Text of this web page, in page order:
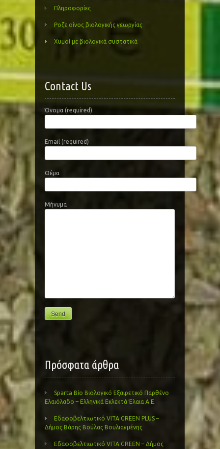
Πληροφορίες
Ροζε οίνος βιολογικής γεωργίας
Χυμοί με βιολογικά συστατικά
Contact Us
Όνομα (required)
Email (required)
Θέμα
Μήνυμα
Πρόσφατα άρθρα
Sparta Bio Βιολογικό Εξαιρετικό Παρθένο
Ελαιόλαδο – Ελληνικά Εκλεκτά Έλαια Α.Ε.
Εδαφοβελτιωτικό VITA GREEN PLUS –
Δήμος Βάρης Βούλας Βουλιαγμένης
Εδαφοβελτιωτικό VITA GREEN – Δήμος